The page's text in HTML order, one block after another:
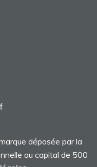
déposée par la
au capital de 500